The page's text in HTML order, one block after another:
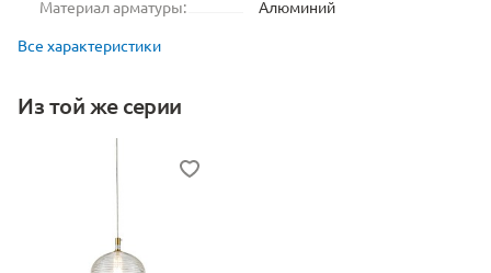
Материал арматуры:
Алюминий
Все характеристики
Из той же серии